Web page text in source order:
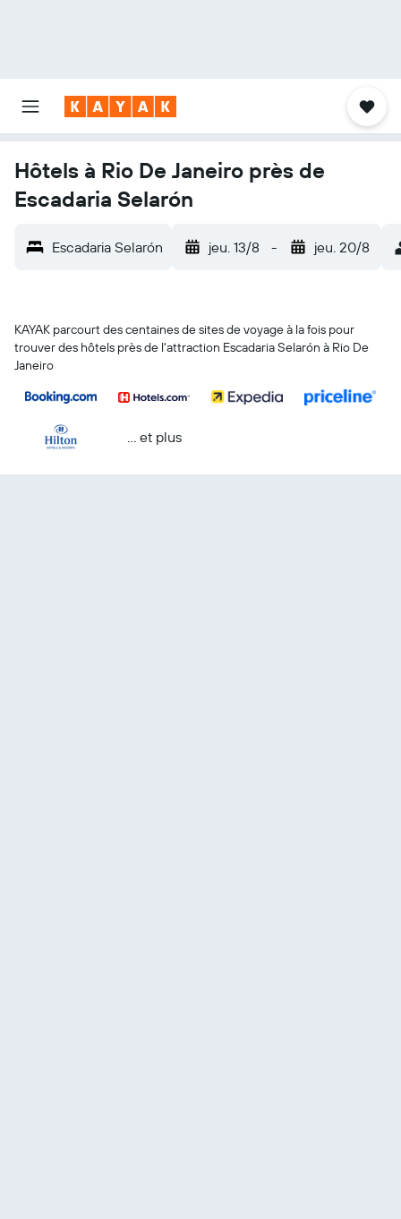
Hôtels à Rio De Janeiro près de
Escadaria Selarón
Escadaria Selarón jeu. 13/8 - jeu. 20/8
KAYAK parcourt des centaines de sites de voyage à la fois pour
trouver des hôtels près de l'attraction Escadaria Selarón à Rio De
Janeiro
… et plus